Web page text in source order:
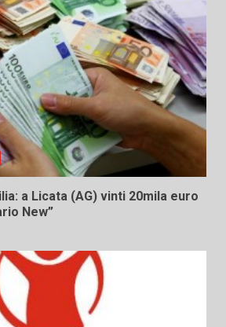
a Licata (AG) vinti 20mila euro
New”